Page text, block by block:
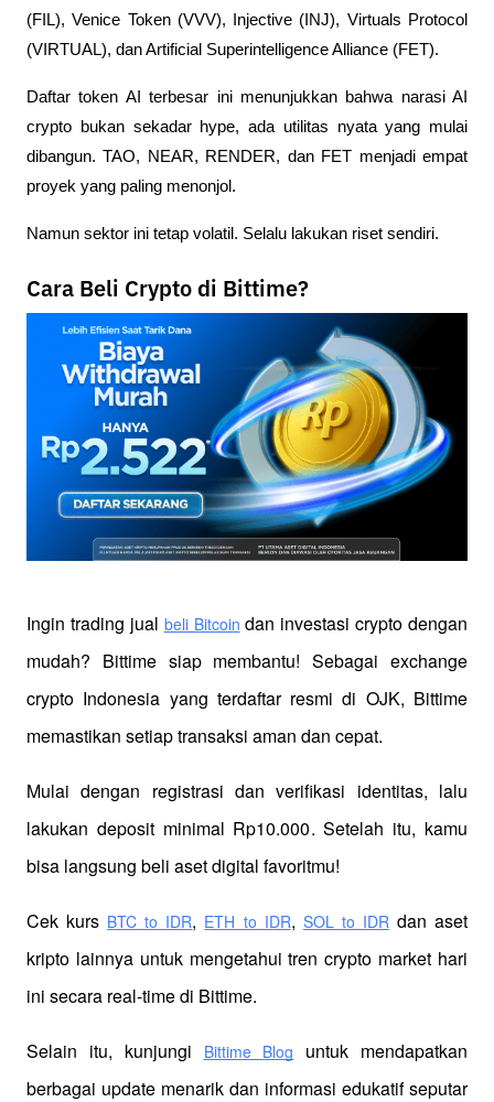
(FIL), Venice Token (VVV), Injective (INJ), Virtuals Protocol
(VIRTUAL), dan Artificial Superintelligence Alliance (FET).
Daftar token AI terbesar ini menunjukkan bahwa narasi AI
crypto bukan sekadar hype, ada utilitas nyata yang mulai
dibangun. TAO, NEAR, RENDER, dan FET menjadi empat
proyek yang paling menonjol.
Namun sektor ini tetap volatil. Selalu lakukan riset sendiri.
Cara Beli Crypto di Bittime?
Ingin trading jual beli Bitcoin dan investasi crypto dengan
mudah? Bittime siap membantu! Sebagai exchange
crypto Indonesia yang terdaftar resmi di OJK, Bittime
memastikan setiap transaksi aman dan cepat.
Mulai dengan registrasi dan verifikasi identitas, lalu
lakukan deposit minimal Rp10.000. Setelah itu, kamu
bisa langsung beli aset digital favoritmu!
Cek kurs BTC to IDR, ETH to IDR, SOL to IDR dan aset
kripto lainnya untuk mengetahui tren crypto market hari
ini secara real-time di Bittime.
Selain itu, kunjungi Bittime Blog
untuk mendapatkan
berbagai update menarik dan informasi edukatif seputar